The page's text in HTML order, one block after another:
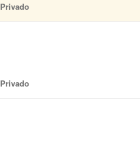
Privado
Privado